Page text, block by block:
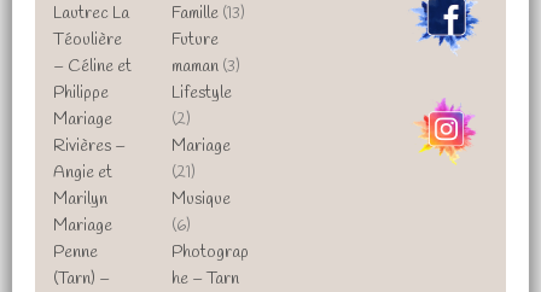
Lautrec La
Téoulière
– Céline et
Philippe
Mariage
Rivières –
Angie et
Marilyn
Mariage
Penne
(Tarn) –
Famille(13)
Future
maman(3)
Lifestyle
(2)
Mariage
(21)
Musique
(6)
Photograp
he – Tarn